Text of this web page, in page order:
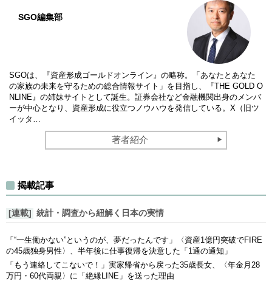
SGO編集部
SGOは、『資産形成ゴールドオンライン』の略称。「あなたとあなた
の家族の未来を守るための総合情報サイト」を目指し、『THE GOLD O
NLINE』の姉妹サイトとして誕生。証券会社など金融機関出身のメンバ
ーが中心となり、資産形成に役立つノウハウを発信している。X（旧ツ
イッタ…
著者紹介
揭載記事
[連載] 統計・調査から紐解く日本の実情
「“一生働かない”というのが、夢だったんです」〈資産1億円突破でFIRE
の45歳独身男性〉、半年後に仕事復帰を決意した「1通の通知」
「もう連絡してこないで！」実家帰省から戻った35歳長女、〈年金月28
万円・60代両親〉に「絶縁LINE」を送った理由